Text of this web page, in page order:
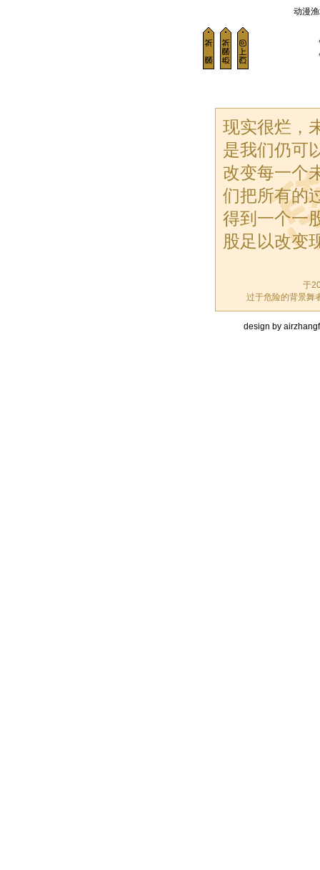
动漫
现实很烂，
是我们仍可
改变每一个
们把所有的
得到一个一
股足以改变
于
过于危险的背景舞
design by